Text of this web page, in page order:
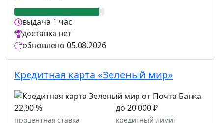
выдача 1 час
доставка нет
обновлено 05.08.2026
Кредитная карта «Зеленый мир»
22,90 %
процентная ставка
до 20 000 ₽
кредитный лимит